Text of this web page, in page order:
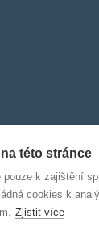
této stránce
k zajištění
cookies k
Zjistit více